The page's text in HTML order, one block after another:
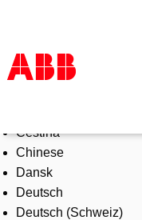
Products & Solutions
Industries
Services
About us
Where to buy
Čeština
Chinese
Dansk
Deutsch
Deutsch (Schweiz)